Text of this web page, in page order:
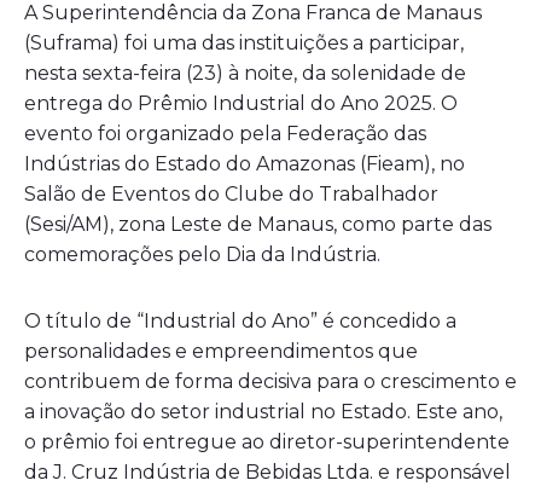
A Superintendência da Zona Franca de Manaus
(Suframa) foi uma das instituições a participar,
nesta sexta-feira (23) à noite, da solenidade de
entrega do Prêmio Industrial do Ano 2025. O
evento foi organizado pela Federação das
Indústrias do Estado do Amazonas (Fieam), no
Salão de Eventos do Clube do Trabalhador
(Sesi/AM), zona Leste de Manaus, como parte das
comemorações pelo Dia da Indústria.
O título de “Industrial do Ano” é concedido a
personalidades e empreendimentos que
contribuem de forma decisiva para o crescimento e
a inovação do setor industrial no Estado. Este ano,
o prêmio foi entregue ao diretor-superintendente
da J. Cruz Indústria de Bebidas Ltda. e responsável